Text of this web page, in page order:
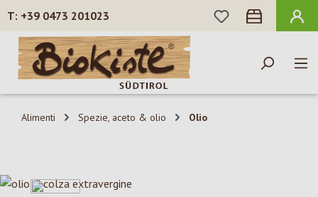
Passa al contenuto principale
+39 0473 201023
HAI 0 ARTICOLI
Alimenti Spezie, aceto & olio Olio
Salta la galleria di immagini